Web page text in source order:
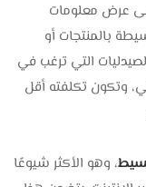
عرض معلومات
بالمنتجات أو
التي ترغب في
وتكون تكلفته أقل
، وهو الأكثر شيوعًا